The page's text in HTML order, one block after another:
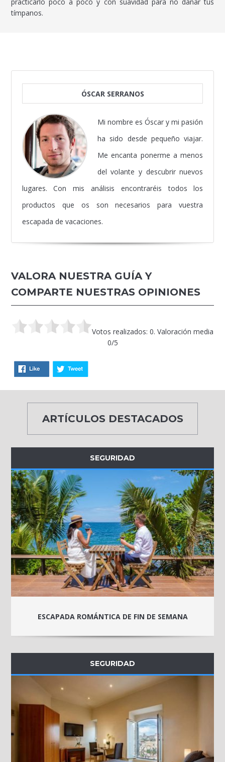
tímpanos.
ÓSCAR SERRANOS
Mi nombre es Óscar y mi pasión
ha sido desde pequeño viajar.
Me encanta ponerme a menos
del volante y descubrir nuevos
lugares. Con mis análisis encontraréis todos los
productos que os son necesarios para vuestra
escapada de vacaciones.
VALORA NUESTRA GUÍA Y
COMPARTE NUESTRAS OPINIONES
Votos realizados: 0. Valoración media
0/5
ARTÍCULOS DESTACADOS
SEGURIDAD
ESCAPADA ROMÁNTICA DE FIN DE SEMANA
SEGURIDAD